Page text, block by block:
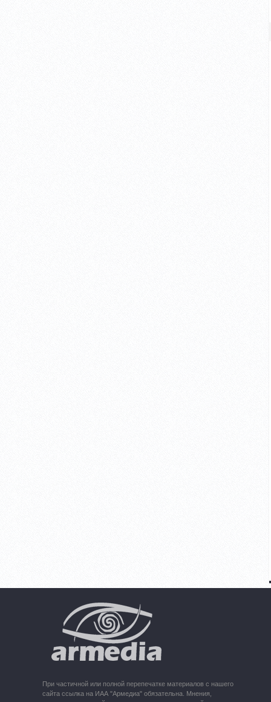
При частичной или полной перепечатке материалов с нашего
сайта ссылка на ИАА "Армедиа" обязательна. Мнения,